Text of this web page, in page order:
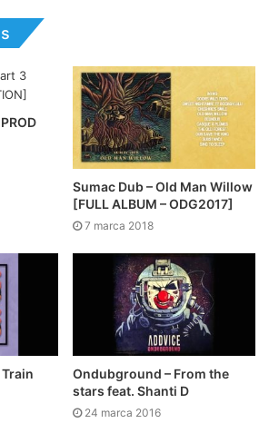
Sumac Dub – Old Man Willow
[FULL ALBUM – ODG2017]
7 marca 2018
Ondubground – From the
stars feat. Shanti D
24 marca 2016